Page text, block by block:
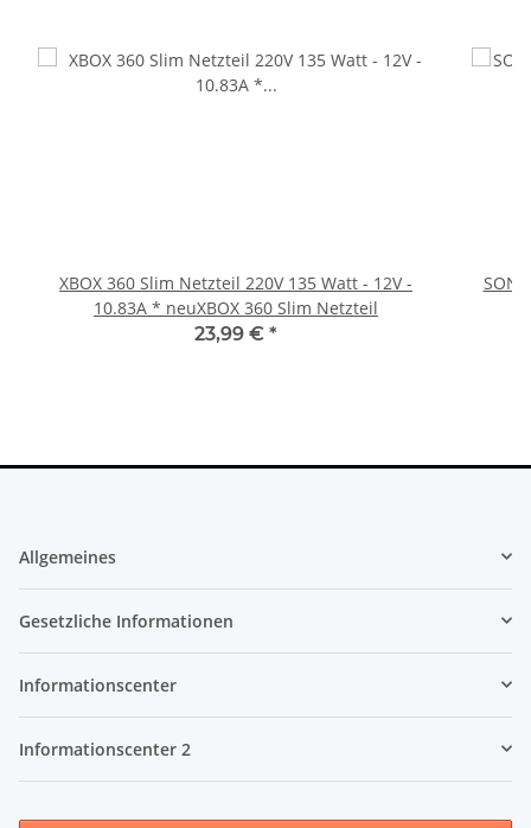
XBOX 360 Slim Netzteil 220V 135 Watt - 12V -
10.83A * neuXBOX 360 Slim Netzteil
23,99 € *
Allgemeines
Gesetzliche Informationen
Informationscenter
Informationscenter 2